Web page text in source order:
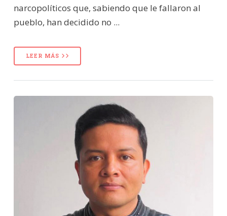
narcopolíticos que, sabiendo que le fallaron al
pueblo, han decidido no ...
LEER MÁS